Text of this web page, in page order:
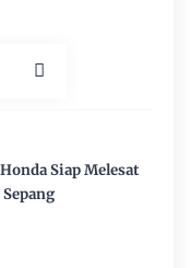
Siap Melesat